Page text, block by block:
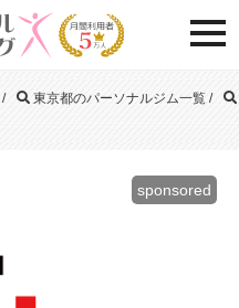
/ 東京都のパーソナルジム一覧 /
sponsored